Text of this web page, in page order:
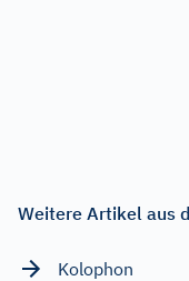
Weitere Artikel aus
Kolophon